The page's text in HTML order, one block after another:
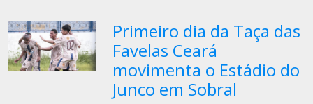
Primeiro dia da Taça das
Favelas Ceará
movimenta o Estádio do
Junco em Sobral